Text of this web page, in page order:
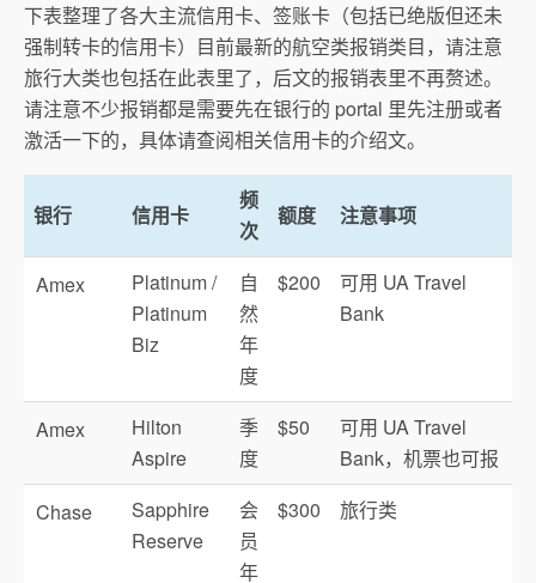
下表整理了各大主流信用卡、签账卡（包括已绝版但还未
强制转卡的信用卡）目前最新的航空类报销类目，请注意
旅行大类也包括在此表里了，后文的报销表里不再赘述。
请注意不少报销都是需要先在银行的 portal 里先注册或者
激活一下的，具体请查阅相关信用卡的介绍文。
银行 信用卡
频
次
额度 注意事项
Amex
Platinum /
Platinum
Biz
自
然
年
度
$200
可用 UA Travel
Bank
Amex
Hilton
Aspire
季
度
$50
可用 UA Travel
Bank，机票也可报
Chase
Sapphire
Reserve
会
员
年
$300 旅行类